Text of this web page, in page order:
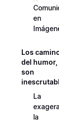
en
Los
del humor,
son
La
la